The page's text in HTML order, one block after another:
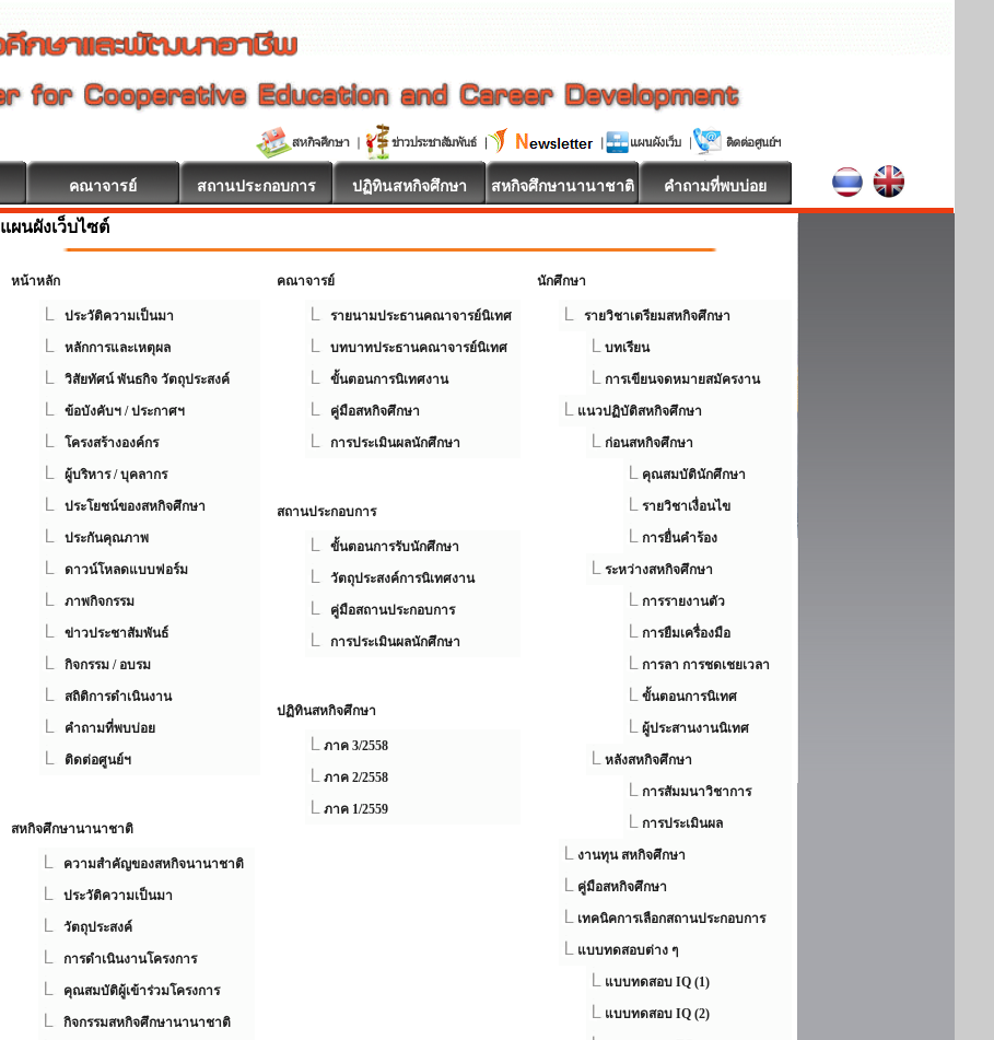
คณาจารย์ สถานประกอบการ ปฏิทินสหกิจศึกษา สหกิจศึกษานานาชาติ คำถามที่พบบ่อย
แผนผังเว็บไซต์
หน้าหลัก
ประวัติความเป็นมา
หลักการและเหตุผล
วิสัยทัศน์ พันธกิจ วัตถุประสงค์
ข้อบังคับฯ / ประกาศฯ
โครงสร้างองค์กร
ผู้บริหาร / บุคลากร
ประโยชน์ของสหกิจศึกษา
ประกันคุณภาพ
ดาวน์โหลดแบบฟอร์ม
ภาพกิจกรรม
ข่าวประชาสัมพันธ์
กิจกรรม / อบรม
สถิติการดำเนินงาน
คำถามที่พบบ่อย
ติดต่อศูนย์ฯ
สหกิจศึกษานานาชาติ
ความสำคัญของสหกิจนานาชาติ
ประวัติความเป็นมา
วัตถุประสงค์
การดำเนินงานโครงการ
คุณสมบัติผู้เข้าร่วมโครงการ
กิจกรรมสหกิจศึกษานานาชาติ
คณาจารย์
รายนามประธานคณาจารย์นิเทศ
บทบาทประธานคณาจารย์นิเทศ
ขั้นตอนการนิเทศงาน
คู่มือสหกิจศึกษา
การประเมินผลนักศึกษา
สถานประกอบการ
ขั้นตอนการรับนักศึกษา
วัตถุประสงค์การนิเทศงาน
คู่มือสถานประกอบการ
การประเมินผลนักศึกษา
ปฏิทินสหกิจศึกษา
ภาค 3/2558
ภาค 2/2558
ภาค 1/2559
นักศึกษา
รายวิชาเตรียมสหกิจศึกษา
บทเรียน
การเขียนจดหมายสมัครงาน
แนวปฏิบัติสหกิจศึกษา
ก่อนสหกิจศึกษา
คุณสมบัตินักศึกษา
รายวิชาเงื่อนไข
การยื่นคำร้อง
ระหว่างสหกิจศึกษา
การรายงานตัว
การยืมเครื่องมือ
การลา การชดเชยเวลา
ขั้นตอนการนิเทศ
ผู้ประสานงานนิเทศ
หลังสหกิจศึกษา
การสัมมนาวิชาการ
การประเมินผล
งานทุน สหกิจศึกษา
คู่มือสหกิจศึกษา
เทคนิคการเลือกสถานประกอบการ
แบบทดสอบต่าง ๆ
แบบทดสอบ IQ (1)
แบบทดสอบ IQ (2)